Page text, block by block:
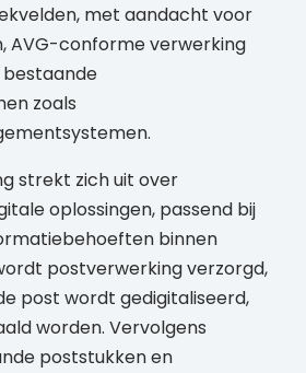
met aandacht voor
AVG-conforme verwerking
zoals
strekt zich uit over
oplossingen, passend bij
binnen
postverwerking verzorgd,
post wordt gedigitaliseerd,
worden. Vervolgens
poststukken en